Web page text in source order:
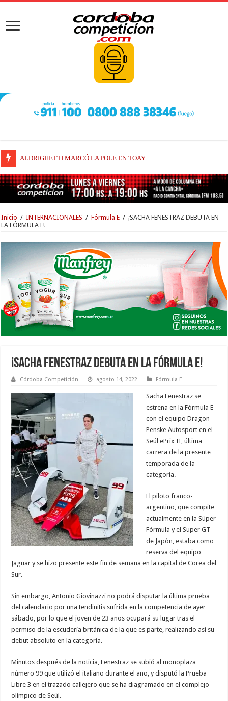
ALDRIGHETTI MARCÓ LA POLE EN TOAY
FENESTRAZ SUFRIÓ EN SUGO Y LARGARÁ DESDE EL 16° LUGAR
Inicio / INTERNACIONALES / Fórmula E / ¡SACHA FENESTRAZ DEBUTA EN
LA FÓRMULA E!
¡SACHA FENESTRAZ DEBUTA EN LA FÓRMULA E!
Córdoba Competición agosto 14, 2022 Fórmula E
Sacha Fenestraz se
estrena en la Fórmula E
con el equipo Dragon
Penske Autosport en el
Seúl ePrix II, última
carrera de la presente
temporada de la
categoría.
El piloto franco-
argentino, que compite
actualmente en la Súper
Fórmula y el Super GT
de Japón, estaba como
reserva del equipo
Jaguar y se hizo presente este fin de semana en la capital de Corea del
Sur.
Sin embargo, Antonio Giovinazzi no podrá disputar la última prueba
del calendario por una tendinitis sufrida en la competencia de ayer
sábado, por lo que el joven de 23 años ocupará su lugar tras el
permiso de la escudería británica de la que es parte, realizando así su
debut absoluto en la categoría.
Minutos después de la noticia, Fenestraz se subió al monoplaza
número 99 que utilizó el italiano durante el año, y disputó la Prueba
Libre 3 en el trazado callejero que se ha diagramado en el complejo
olímpico de Seúl.